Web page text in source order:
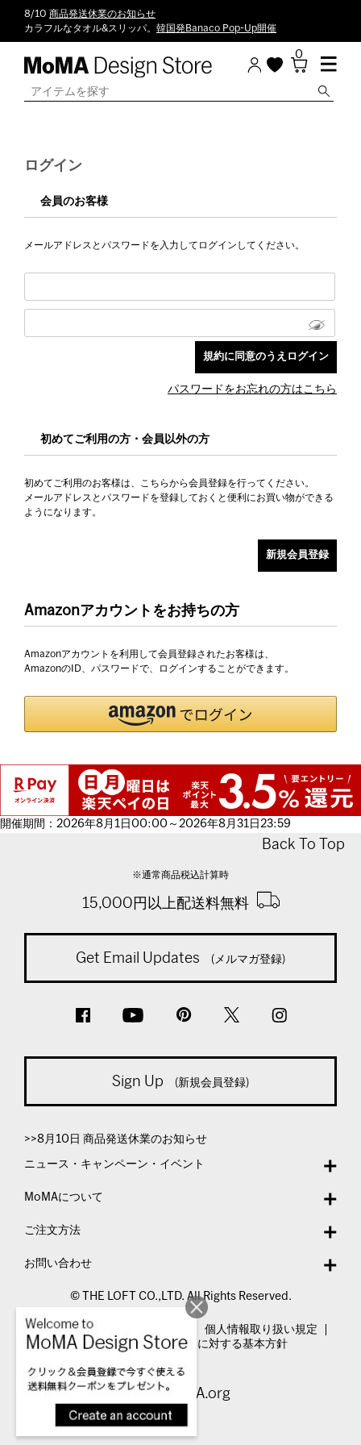
8/10 商品発送休業のお知らせ
カラフルなタオル&スリッパ。 韓国発Banaco Pop-Up開催
0
ログイン
会員のお客様
メールアドレスとパスワードを入力してログインしてください。
パスワードをお忘れの方はこちら
初めてご利用の方・会員以外の方
初めてご利用のお客様は、こちらから会員登録を行ってください。
メールアドレスとパスワードを登録しておくと便利にお買い物ができる
ようになります。
Amazonアカウントをお持ちの方
Amazonアカウントを利用して会員登録されたお客様は、
AmazonのID、パスワードで、ログインすることができます。
開催期間：2026年8月1日00:00～2026年8月31日23:59
Back To Top
※通常商品税込計算時
15,000円以上配送料無料
Get Email Updates (メルマガ登録)
Sign Up (新規会員登録)
>>8月10日 商品発送休業のお知らせ
ニュース・キャンペーン・イベント
MoMAについて
ご注文方法
お問い合わせ
© THE LOFT CO.,LTD. All Rights Reserved.
特定商取引法表示
個人情報取り扱い規定
カスタマーハラスメントに対する基本方針
Visit MoMA.org